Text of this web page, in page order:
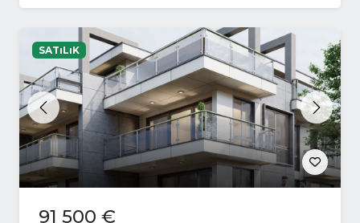
Previous Next
SATıLıK
91 500 €